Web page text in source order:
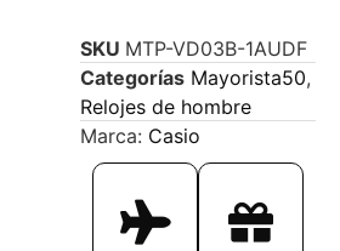
SKU MTP-VD03B-1AUDF
Categorías Mayorista50,
Relojes de hombre
Marca: Casio